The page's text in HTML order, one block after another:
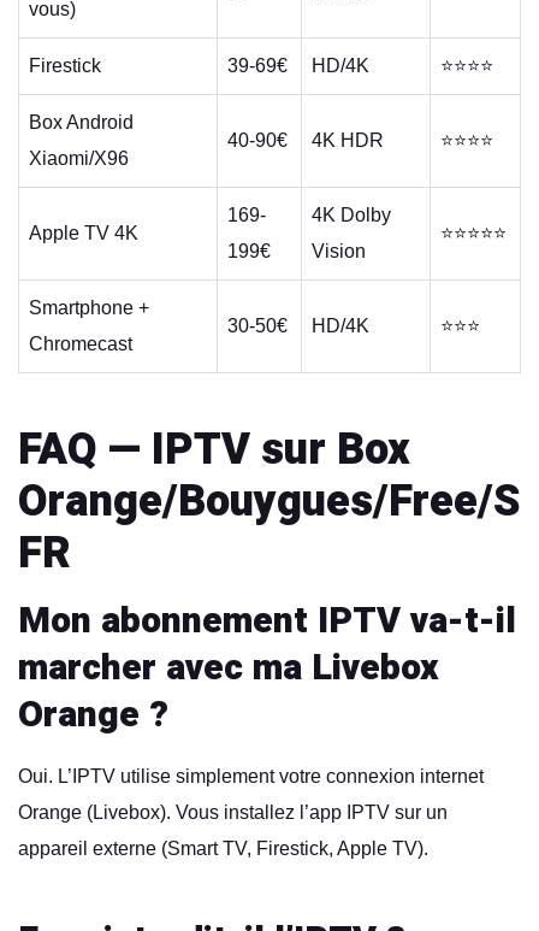
vous)
Firestick 39-69€ HD/4K ⭐⭐⭐⭐
Box Android
Xiaomi/X96
40-90€ 4K HDR ⭐⭐⭐⭐
Apple TV 4K
169-
199€
4K Dolby
Vision
⭐⭐⭐⭐⭐
Smartphone +
Chromecast
30-50€ HD/4K ⭐⭐⭐
FAQ — IPTV sur Box
Orange/Bouygues/Free/S
FR
Mon abonnement IPTV va-t-il
marcher avec ma Livebox
Orange ?
Oui. L’IPTV utilise simplement votre connexion internet
Orange (Livebox). Vous installez l’app IPTV sur un
appareil externe (Smart TV, Firestick, Apple TV).